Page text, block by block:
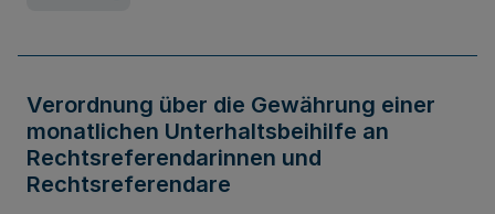
Verordnung über die Gewährung einer
monatlichen Unterhaltsbeihilfe an
Rechtsreferendarinnen und
Rechtsreferendare